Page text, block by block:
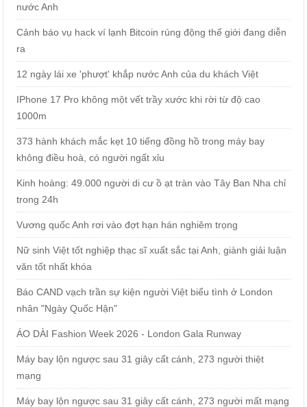
nước Anh
Cảnh báo vụ hack ví lạnh Bitcoin rúng động thế giới đang diễn
ra
12 ngày lái xe 'phượt' khắp nước Anh của du khách Việt
IPhone 17 Pro không một vết trầy xước khi rời từ độ cao
1000m
373 hành khách mắc kẹt 10 tiếng đồng hồ trong máy bay
không điều hoà, có người ngất xỉu
Kinh hoàng: 49.000 người di cư ồ ạt tràn vào Tây Ban Nha chỉ
trong 24h
Vương quốc Anh rơi vào đợt hạn hán nghiêm trọng
Nữ sinh Việt tốt nghiệp thạc sĩ xuất sắc tại Anh, giành giải luận
văn tốt nhất khóa
Báo CAND vạch trần sự kiện người Việt biểu tình ở London
nhân "Ngày Quốc Hận"
ÁO DÀI Fashion Week 2026 - London Gala Runway
Máy bay lộn ngược sau 31 giây cất cánh, 273 người thiệt
mạng
Máy bay lộn ngược sau 31 giây cất cánh, 273 người mất mạng